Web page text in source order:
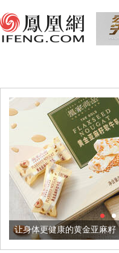
黄金亚麻籽，我们把它加到